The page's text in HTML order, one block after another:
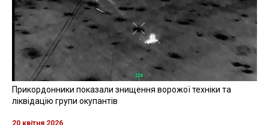
Прикордонники показали знищення ворожої техніки та
ліквідацію групи окупантів